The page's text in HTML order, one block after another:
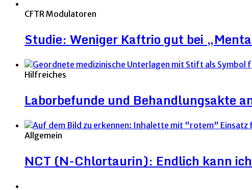
CFTR Modulatoren
Studie: Weniger Kaftrio gut bei
Hilfreiches
Laborbefunde und Behandlungsakte
Allgemein
NCT (N-Chlortaurin): Endlich kann